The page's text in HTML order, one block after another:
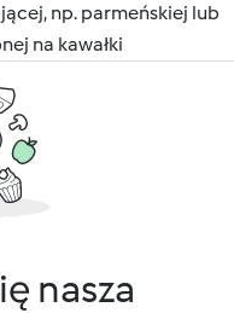
np. parmeńskiej lub
na kawałki
nasza